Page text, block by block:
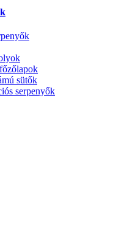
sütők
serpenyők